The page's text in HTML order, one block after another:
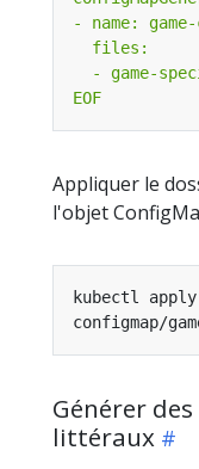
EOF
Appliquer le
l'objet
Générer
littéraux